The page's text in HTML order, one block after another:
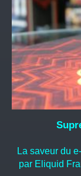
La saveur du
par Eliquid